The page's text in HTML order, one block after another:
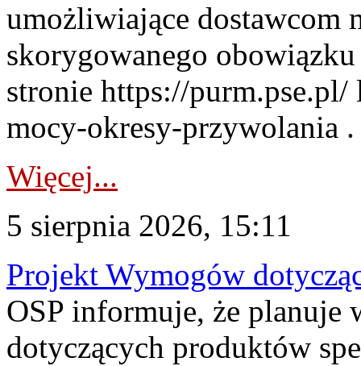
umożliwiające dostawcom
skorygowanego
stronie https://
mocy-okresy-przywolania
Więcej...
5 sierpnia 2026, 15:11
Projekt Wymogów
OSP informuje, że planuje
dotyczących produktów